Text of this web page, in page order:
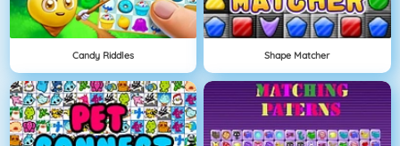
Candy Riddles Shape Matcher